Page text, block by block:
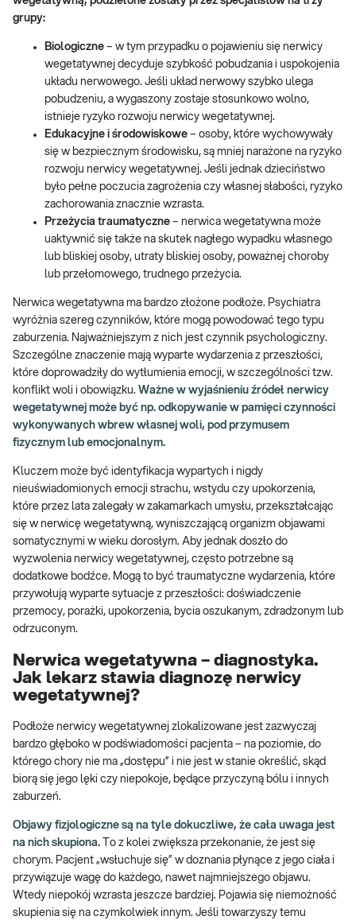
grupy:
Biologiczne – w tym przypadku o pojawieniu się nerwicy
wegetatywnej decyduje szybkość pobudzania i uspokojenia
układu nerwowego. Jeśli układ nerwowy szybko ulega
pobudzeniu, a wygaszony zostaje stosunkowo wolno,
istnieje ryzyko rozwoju nerwicy wegetatywnej.
Edukacyjne i środowiskowe – osoby, które wychowywały
się w bezpiecznym środowisku, są mniej narażone na ryzyko
rozwoju nerwicy wegetatywnej. Jeśli jednak dzieciństwo
było pełne poczucia zagrożenia czy własnej słabości, ryzyko
zachorowania znacznie wzrasta.
Przeżycia traumatyczne – nerwica wegetatywna może
uaktywnić się także na skutek nagłego wypadku własnego
lub bliskiej osoby, utraty bliskiej osoby, poważnej choroby
lub przełomowego, trudnego przeżycia.
Nerwica wegetatywna ma bardzo złożone podłoże. Psychiatra
wyróżnia szereg czynników, które mogą powodować tego typu
zaburzenia. Najważniejszym z nich jest czynnik psychologiczny.
Szczególne znaczenie mają wyparte wydarzenia z przeszłości,
które doprowadziły do ​​wytłumienia emocji, w szczególności tzw.
konflikt woli i obowiązku. Ważne w wyjaśnieniu źródeł nerwicy
wegetatywnej może być np. odkopywanie w pamięci czynności
wykonywanych wbrew własnej woli, pod przymusem
fizycznym lub emocjonalnym.
Kluczem może być identyfikacja wypartych i nigdy
nieuświadomionych emocji strachu, wstydu czy upokorzenia,
które przez lata zalegały w zakamarkach umysłu, przekształcając
się w nerwicę wegetatywną, wyniszczającą organizm objawami
somatycznymi w wieku dorosłym. Aby jednak doszło do
wyzwolenia nerwicy wegetatywnej, często potrzebne są
dodatkowe bodźce. Mogą to być traumatyczne wydarzenia, które
przywołują wyparte sytuacje z przeszłości: doświadczenie
przemocy, porażki, upokorzenia, bycia oszukanym, zdradzonym lub
odrzuconym.
Nerwica wegetatywna – diagnostyka.
Jak lekarz stawia diagnozę nerwicy
wegetatywnej?
Podłoże nerwicy wegetatywnej zlokalizowane jest zazwyczaj
bardzo głęboko w podświadomości pacjenta – na poziomie, do
którego chory nie ma „dostępu” i nie jest w stanie określić, skąd
biorą się jego lęki czy niepokoje, będące przyczyną bólu i innych
zaburzeń.
Objawy fizjologiczne są na tyle dokuczliwe, że cała uwaga jest
na nich skupiona. To z kolei zwiększa przekonanie, że jest się
chorym. Pacjent „wsłuchuje się” w doznania płynące z jego ciała i
przywiązuje wagę do każdego, nawet najmniejszego objawu.
Wtedy niepokój wzrasta jeszcze bardziej. Pojawia się niemożność
skupienia się na czymkolwiek innym. Jeśli towarzyszy temu